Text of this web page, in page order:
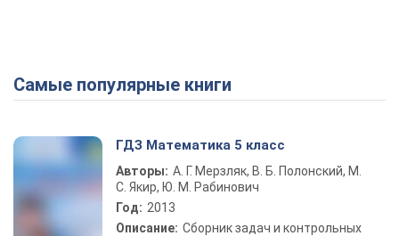
Самые популярные книги
ГДЗ Математика 5 класс
Авторы: А. Г. Мерзляк, В. Б. Полонский, М.
С. Якир, Ю. М. Рабинович
Год: 2013
Описание: Сборник задач и контрольных